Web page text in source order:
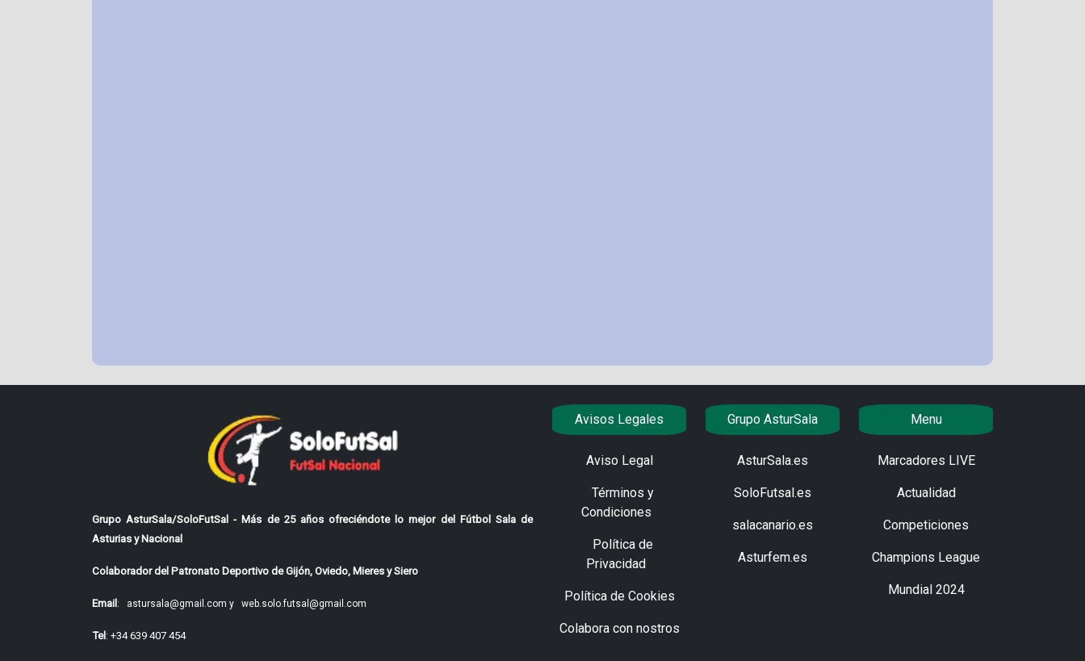
Grupo AsturSala/SoloFutSal - Más de 25 años ofreciéndote lo mejor del Fútbol Sala de
Asturias y Nacional
Colaborador del Patronato Deportivo de Gijón, Oviedo, Mieres y Siero
Email : astursala@gmail.com y web.solo.futsal@gmail.com
Tel : +34 639 407 454
Avisos Legales
Aviso Legal
Términos y
Condiciones
Política de
Privacidad
Política de Cookies
Colabora con nostros
Grupo AsturSala
AsturSala.es
SoloFutsal.es
salacanario.es
Asturfem.es
Menu
Marcadores LIVE
Actualidad
Competiciones
Champions League
Mundial 2024